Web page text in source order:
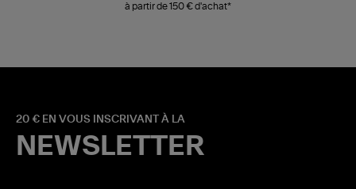
à partir de 150 € d'achat*
20 € EN VOUS INSCRIVANT À LA
NEWSLETTER